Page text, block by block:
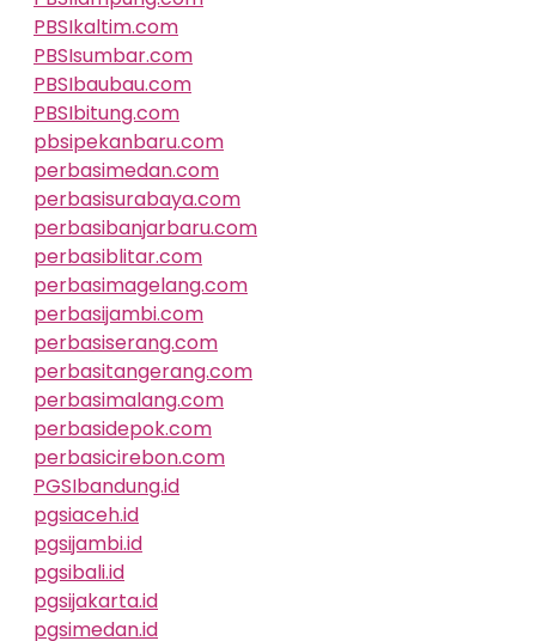
PBSIkaltim.com
PBSIsumbar.com
PBSIbaubau.com
PBSIbitung.com
pbsipekanbaru.com
perbasimedan.com
perbasisurabaya.com
perbasibanjarbaru.com
perbasiblitar.com
perbasimagelang.com
perbasijambi.com
perbasiserang.com
perbasitangerang.com
perbasimalang.com
perbasidepok.com
perbasicirebon.com
PGSIbandung.id
pgsiaceh.id
pgsijambi.id
pgsibali.id
pgsijakarta.id
pgsimedan.id